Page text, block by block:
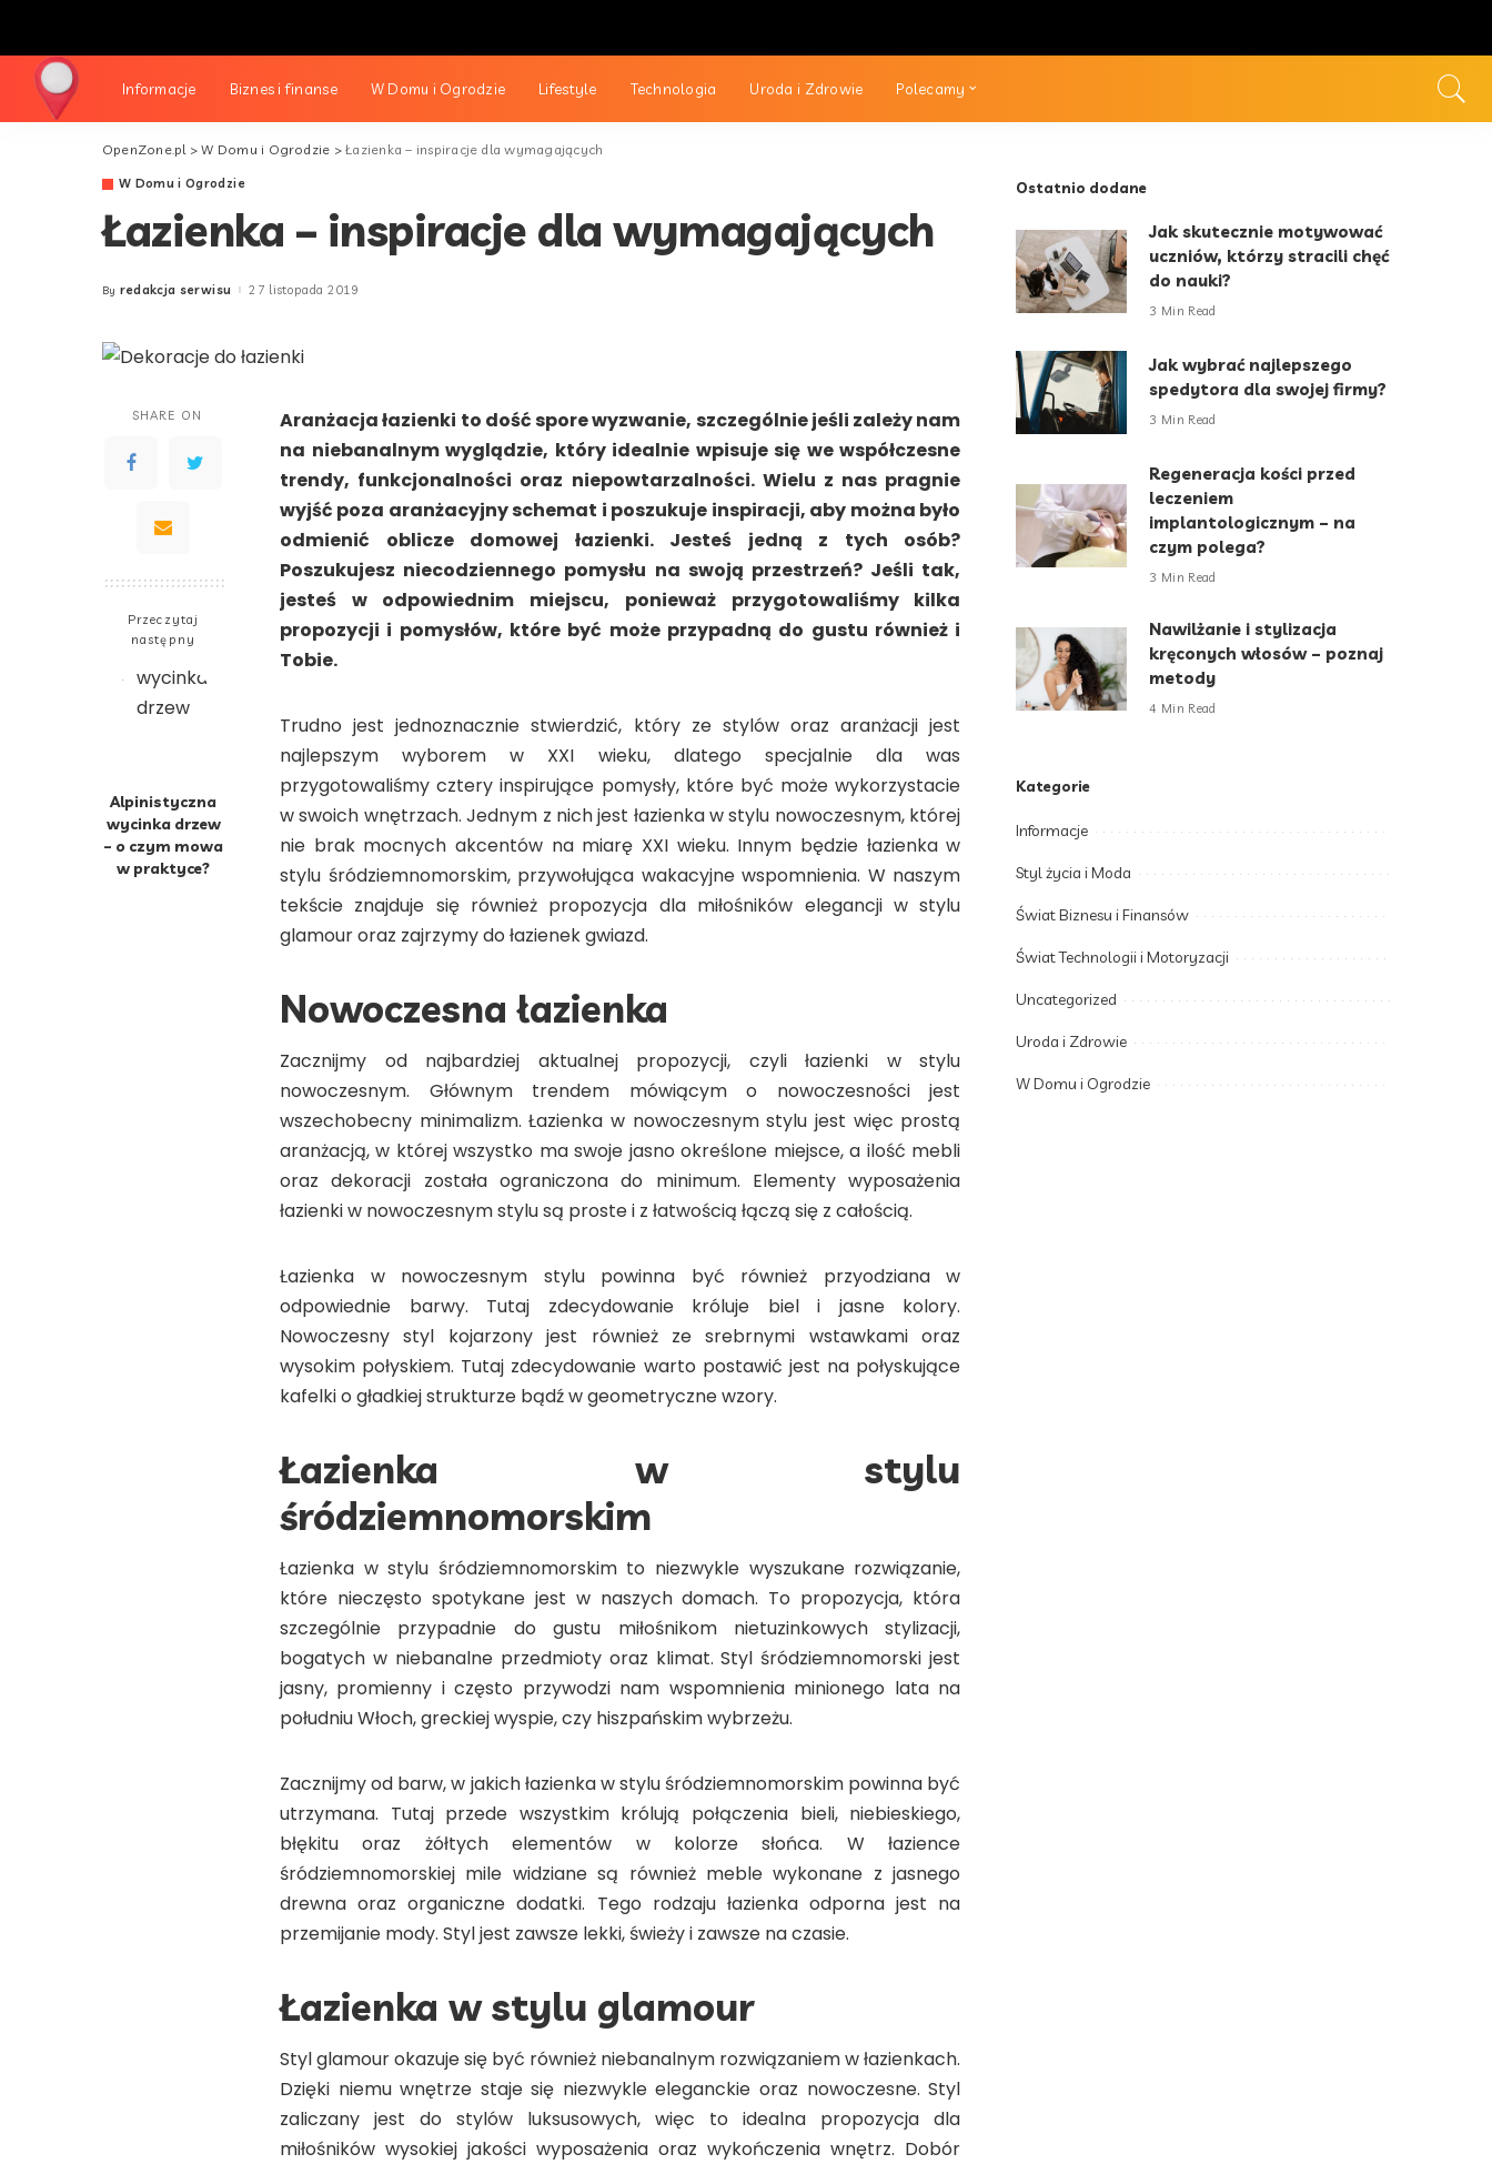
Informacje Biznes i finanse W Domu i Ogrodzie Lifestyle Technologia Uroda i Zdrowie Polecamy
OpenZone.pl>W Domu i Ogrodzie >Łazienka – inspiracje dla wymagających
W Domu i Ogrodzie
Łazienka – inspiracje dla wymagających
Posted
By redakcja serwisu 27 listopada 2019
SHARE ON
Przeczytaj
następny
Alpinistyczna
wycinka drzew
– o czym mowa
w praktyce?
Aranżacja łazienki to dość spore wyzwanie, szczególnie jeśli zależy nam
na niebanalnym wyglądzie, który idealnie wpisuje się we współczesne
trendy, funkcjonalności oraz niepowtarzalności. Wielu z nas pragnie
wyjść poza aranżacyjny schemat i poszukuje inspiracji, aby można było
odmienić oblicze domowej łazienki. Jesteś jedną z tych osób?
Poszukujesz niecodziennego pomysłu na swoją przestrzeń? Jeśli tak,
jesteś w odpowiednim miejscu, ponieważ przygotowaliśmy kilka
propozycji i pomysłów, które być może przypadną do gustu również i
Tobie.
Trudno jest jednoznacznie stwierdzić, który ze stylów oraz aranżacji jest
najlepszym wyborem w XXI wieku, dlatego specjalnie dla was
przygotowaliśmy cztery inspirujące pomysły, które być może wykorzystacie
w swoich wnętrzach. Jednym z nich jest łazienka w stylu nowoczesnym, której
nie brak mocnych akcentów na miarę XXI wieku. Innym będzie łazienka w
stylu śródziemnomorskim, przywołująca wakacyjne wspomnienia. W naszym
tekście znajduje się również propozycja dla miłośników elegancji w stylu
glamour oraz zajrzymy do łazienek gwiazd.
Nowoczesna łazienka
Zacznijmy od najbardziej aktualnej propozycji, czyli łazienki w stylu
nowoczesnym. Głównym trendem mówiącym o nowoczesności jest
wszechobecny minimalizm. Łazienka w nowoczesnym stylu jest więc prostą
aranżacją, w której wszystko ma swoje jasno określone miejsce, a ilość mebli
oraz dekoracji została ograniczona do minimum. Elementy wyposażenia
łazienki w nowoczesnym stylu są proste i z łatwością łączą się z całością.
Łazienka w nowoczesnym stylu powinna być również przyodziana w
odpowiednie barwy. Tutaj zdecydowanie króluje biel i jasne kolory.
Nowoczesny styl kojarzony jest również ze srebrnymi wstawkami oraz
wysokim połyskiem. Tutaj zdecydowanie warto postawić jest na połyskujące
kafelki o gładkiej strukturze bądź w geometryczne wzory.
Łazienka w stylu
śródziemnomorskim
Łazienka w stylu śródziemnomorskim to niezwykle wyszukane rozwiązanie,
które nieczęsto spotykane jest w naszych domach. To propozycja, która
szczególnie przypadnie do gustu miłośnikom nietuzinkowych stylizacji,
bogatych w niebanalne przedmioty oraz klimat. Styl śródziemnomorski jest
jasny, promienny i często przywodzi nam wspomnienia minionego lata na
południu Włoch, greckiej wyspie, czy hiszpańskim wybrzeżu.
Zacznijmy od barw, w jakich łazienka w stylu śródziemnomorskim powinna być
utrzymana. Tutaj przede wszystkim królują połączenia bieli, niebieskiego,
błękitu oraz żółtych elementów w kolorze słońca. W łazience
śródziemnomorskiej mile widziane są również meble wykonane z jasnego
drewna oraz organiczne dodatki. Tego rodzaju łazienka odporna jest na
przemijanie mody. Styl jest zawsze lekki, świeży i zawsze na czasie.
Łazienka w stylu glamour
Styl glamour okazuje się być również niebanalnym rozwiązaniem w łazienkach.
Dzięki niemu wnętrze staje się niezwykle eleganckie oraz nowoczesne. Styl
zaliczany jest do stylów luksusowych, więc to idealna propozycja dla
miłośników wysokiej jakości wyposażenia oraz wykończenia wnętrz. Dobór
Ostatnio dodane
Jak skutecznie motywować
uczniów, którzy stracili chęć
do nauki?
3 Min Read
Jak wybrać najlepszego
spedytora dla swojej firmy?
3 Min Read
Regeneracja kości przed
leczeniem
implantologicznym – na
czym polega?
3 Min Read
Nawilżanie i stylizacja
kręconych włosów – poznaj
metody
4 Min Read
Kategorie
Informacje
Styl życia i Moda
Świat Biznesu i Finansów
Świat Technologii i Motoryzacji
Uncategorized
Uroda i Zdrowie
W Domu i Ogrodzie